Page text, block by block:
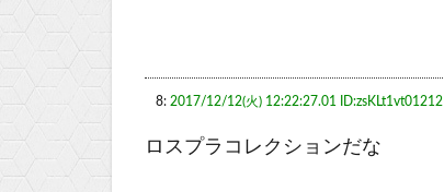
8: 2017/12/12(火) 12:22:27.01 ID:zsKLt1vt01212
ロスプラコレクションだな